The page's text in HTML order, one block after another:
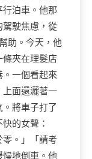
泊車。他那
駕駛焦慮，從
助。今天，他
條夾在理髮店
一個看起來
上面還灑著一
將車子打了
的女聲：
零。」「請考
慢地倒車。他